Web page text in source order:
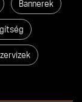
Bannerek